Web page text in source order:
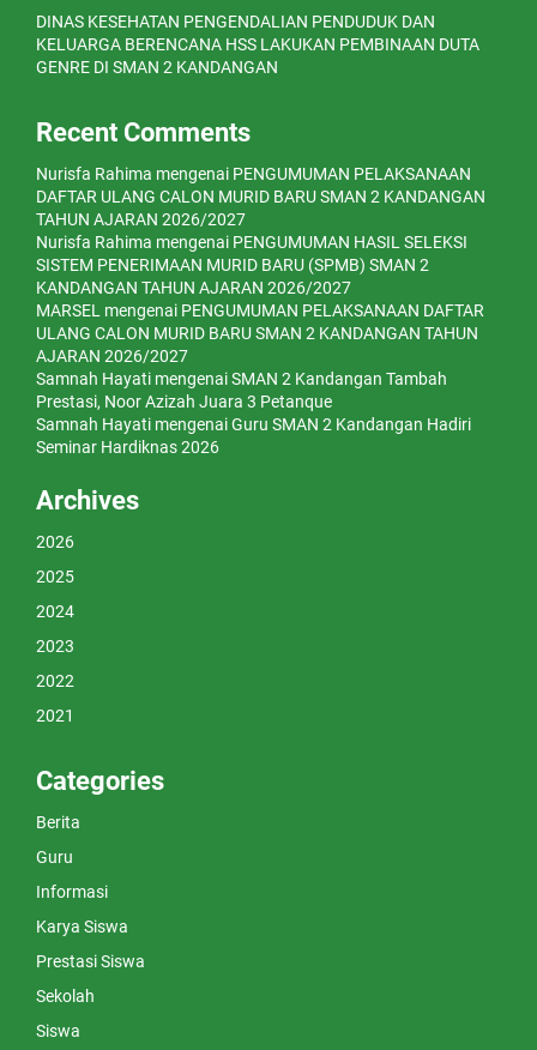
DINAS KESEHATAN PENGENDALIAN PENDUDUK DAN
KELUARGA BERENCANA HSS LAKUKAN PEMBINAAN DUTA
GENRE DI SMAN 2 KANDANGAN
Recent Comments
Nurisfa Rahima mengenai PENGUMUMAN PELAKSANAAN
DAFTAR ULANG CALON MURID BARU SMAN 2 KANDANGAN
TAHUN AJARAN 2026/2027
Nurisfa Rahima mengenai PENGUMUMAN HASIL SELEKSI
SISTEM PENERIMAAN MURID BARU (SPMB) SMAN 2
KANDANGAN TAHUN AJARAN 2026/2027
MARSEL mengenai PENGUMUMAN PELAKSANAAN DAFTAR
ULANG CALON MURID BARU SMAN 2 KANDANGAN TAHUN
AJARAN 2026/2027
Samnah Hayati mengenaiSMAN 2 Kandangan Tambah
Prestasi, Noor Azizah Juara 3 Petanque
Samnah Hayati mengenaiGuru SMAN 2 Kandangan Hadiri
Seminar Hardiknas 2026
Archives
2026
2025
2024
2023
2022
2021
Categories
Berita
Guru
Informasi
Karya Siswa
Prestasi Siswa
Sekolah
Siswa